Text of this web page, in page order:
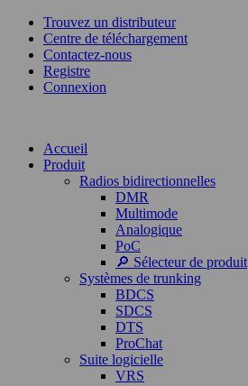
Trouvez un distributeur
Centre de téléchargement
Contactez-nous
Registre
Connexion
Accueil
Produit
Radios bidirectionnelles
DMR
Multimode
Analogique
PoC
🔎 Sélecteur de produit
Systèmes de trunking
BDCS
SDCS
DTS
ProChat
Suite logicielle
VRS